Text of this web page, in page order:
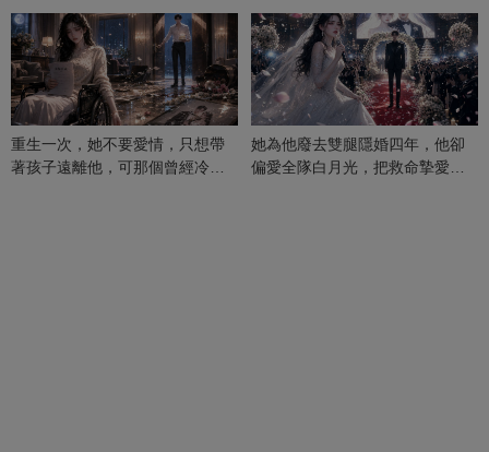
重生一次，她不要愛情，只想帶
著孩子遠離他，可那個曾經冷漠
她為他廢去雙腿隱婚四年，他卻
偏愛全隊白月光，把救命摯愛當